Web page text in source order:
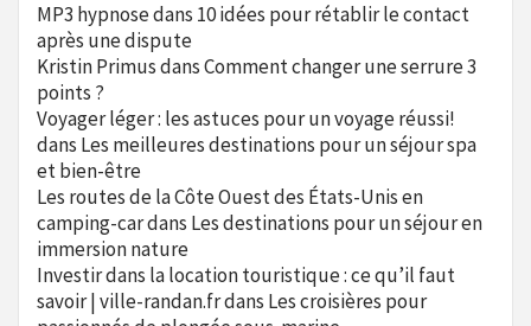
MP3 hypnosedans 10 idées pour rétablir le contact
après une dispute
Kristin PrimusdansComment changer une serrure 3
points ?
Voyager léger : les astuces pour un voyage réussi!
dans Les meilleures destinations pour un séjour spa
et bien-être
Les routes de la Côte Ouest des États-Unis en
camping-cardans Les destinations pour un séjour en
immersion nature
Investir dans la location touristique : ce qu’il faut
savoir | ville-randan.frdans Les croisières pour